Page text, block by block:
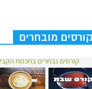
קורסים מובחרים